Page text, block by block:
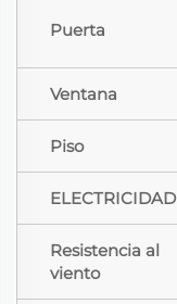
Puerta
Ventana
Piso
ELECTRICIDAD
Resistencia al
viento